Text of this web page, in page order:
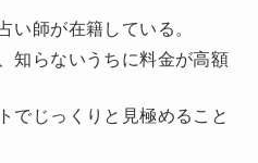
い師が在籍している。
知らないうちに料金が高額
でじっくりと見極めること